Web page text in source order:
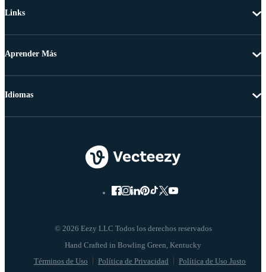
Links
Aprender Más
© 2026 Eezy LLC Todos los derechos reservados
Términos de Uso Política de Privacidad Política de Uso Justo
Idiomas